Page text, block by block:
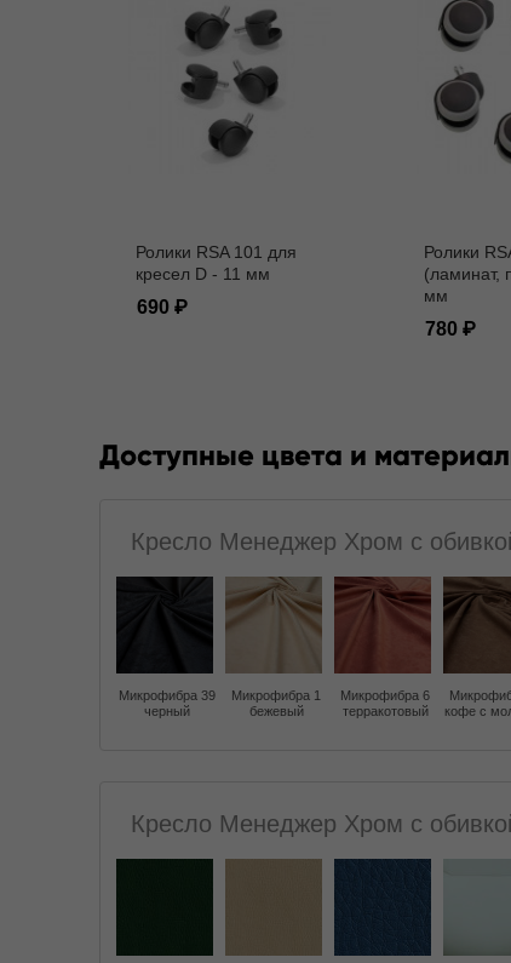
Ролики RSA 101 для
кресел D - 11 мм
690
Ролики
(ламинат,
мм
780
Доступные цвета и
Кресло Менеджер Хром с
Микрофибра 39
черный
Микрофибра 1
бежевый
Микрофибра 6
терракотовый
кофе с
Кресло Менеджер Хром с